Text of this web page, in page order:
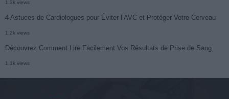
1.3k views
4 Astuces de Cardiologues pour Éviter l’AVC et Protéger Votre Cerveau
1.2k views
Découvrez Comment Lire Facilement Vos Résultats de Prise de Sang
1.1k views